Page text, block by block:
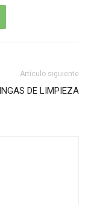
Artículo siguiente
DE LIMPIEZA